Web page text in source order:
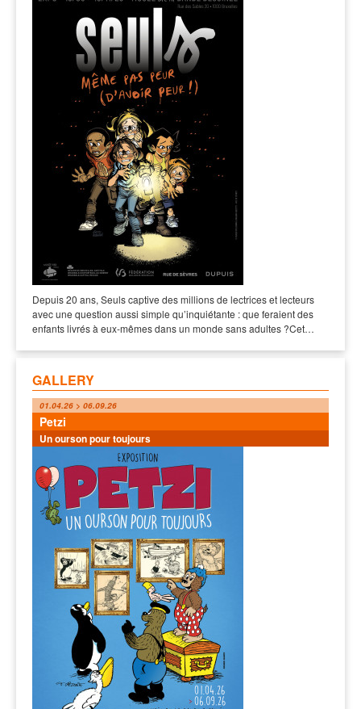
Depuis 20 ans, Seuls captive des millions de lectrices et lecteurs
avec une question aussi simple qu’inquiétante : que feraient des
enfants livrés à eux-mêmes dans un monde sans adultes ?Cet…
GALLERY
01.04.26 > 06.09.26
Petzi
Un ourson pour toujours